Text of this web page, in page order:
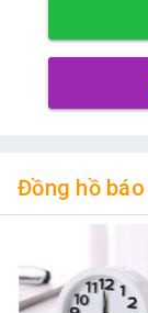
Đồng hồ